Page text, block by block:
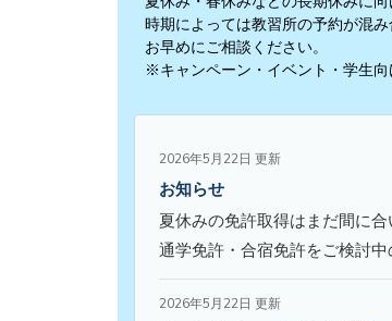
時期によっては教習所の予約が混
お早めにご相談ください。
※キャンペーン・イベント・学生向
2026年5月22日 更新
お知らせ
夏休みの免許取得はまだ間に合
通学免許・合宿免許をご検討中
2026年5月22日 更新